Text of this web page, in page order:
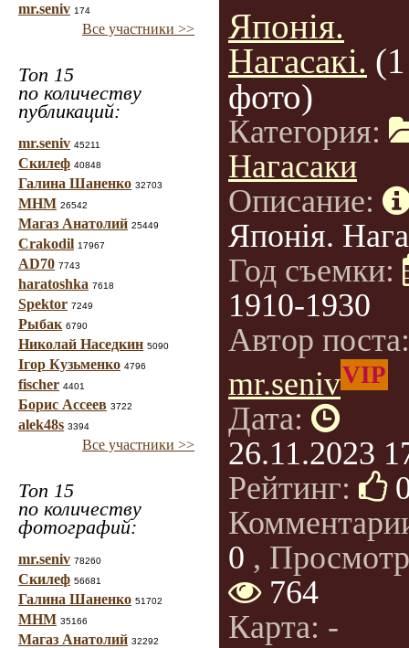
mr.seniv 174
Все участники >>
Топ 15
по количеству
публикаций:
mr.seniv 45211
Скилеф 40848
Галина Шаненко 32703
МНМ 26542
Магаз Анатолий 25449
Crakodil 17967
AD70 7743
haratoshka 7618
Spektor 7249
Рыбак 6790
Николай Наседкин 5090
Ігор Кузьменко 4796
fischer 4401
Борис Ассеев 3722
alek48s 3394
Все участники >>
Топ 15
по количеству
фотографий:
mr.seniv 78260
Скилеф 56681
Галина Шаненко 51702
МНМ 35166
Магаз Анатолий 32292
Японія.
Нагасакі. (1
фото)
Категория:
Нагасаки
Описание:
Японія.
Год съемки:
1910-1930
Автор
mr.senivVIP
Дата:
26.11.2023
Рейтинг:
0 ,
764
Карта: -